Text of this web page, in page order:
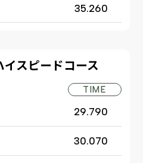
35.260
スピードコース
TIME
29.790
30.070